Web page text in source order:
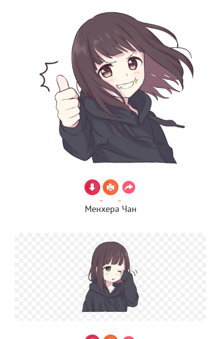
Менхера Чан